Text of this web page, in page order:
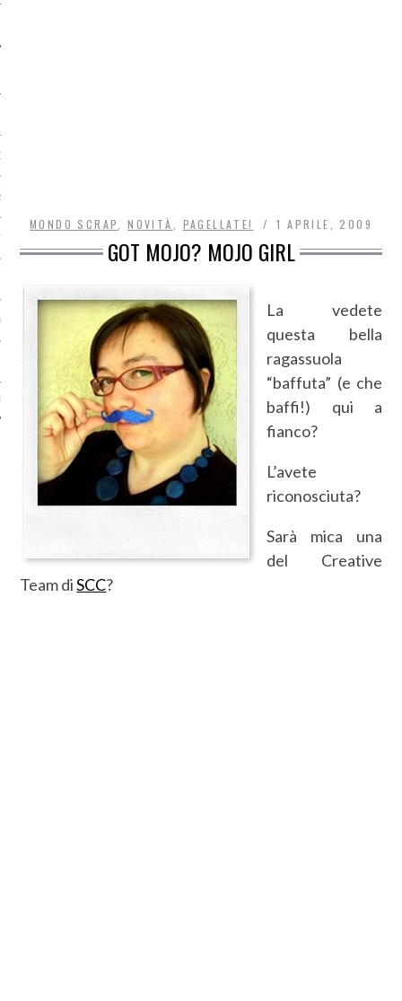
DI ACCESSO AI DATI
MONDO SCRAP ,NOVITÀ PAGELLATE! 1 APRILE, 2009
GOT MOJO? MOJO GIRL
La vedete
questa bella
ragassuola
“baffuta” (e che
baffi!) qui a
fianco?
L’avete
riconosciuta?
Sarà mica una
del Creative
Team diSCC?